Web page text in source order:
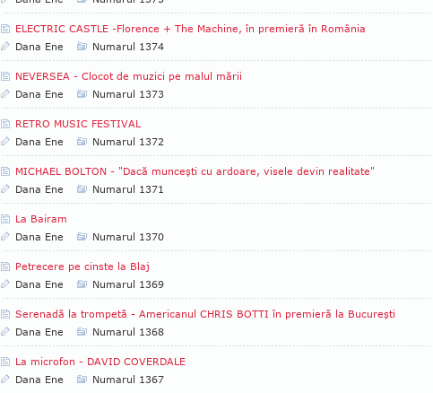
ELECTRIC CASTLE -Florence + The Machine, în premieră în România
Dana Ene
Numarul 1374
NEVERSEA - Clocot de muzici pe malul mării
Dana Ene
Numarul 1373
RETRO MUSIC FESTIVAL
Dana Ene
Numarul 1372
MICHAEL BOLTON - "Dacă munceşti cu ardoare, visele devin realitate"
Dana Ene
Numarul 1371
La Bairam
Dana Ene
Numarul 1370
Petrecere pe cinste la Blaj
Dana Ene
Numarul 1369
Serenadă la trompetă - Americanul CHRIS BOTTI în premieră la Bucureşti
Dana Ene
Numarul 1368
La microfon - DAVID COVERDALE
Dana Ene
Numarul 1367